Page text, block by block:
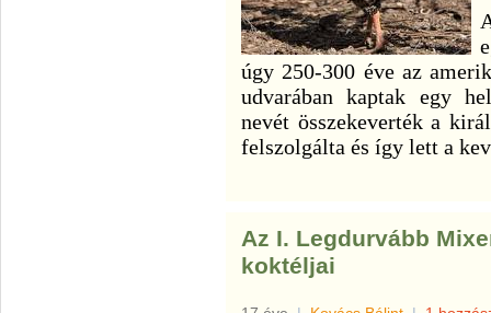
úgy 250-300 éve az
udvarában kaptak egy
nevét összekeverték a
felszolgálta és így lett a
Az I. Legdurvább
koktéljai